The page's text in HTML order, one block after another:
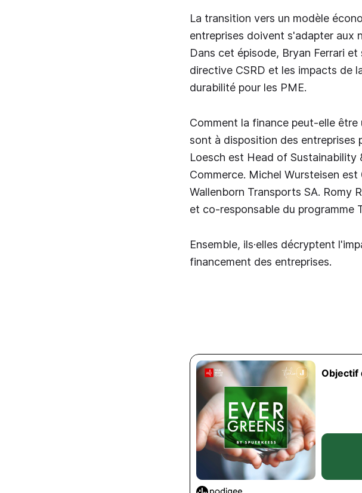
La transition vers un modèle
entreprises doivent s'adapter aux
Dans cet épisode, Bryan Ferrari et
directive CSRD et les impacts de
durabilité pour les PME.
Comment la finance peut-elle
sont à disposition des entreprises
Loesch est Head of Sustainability
Commerce. Michel Wursteisen
Wallenborn Transports SA. Romy
et co-responsable du programme
Ensemble, ils·elles décryptent
financement des entreprises.